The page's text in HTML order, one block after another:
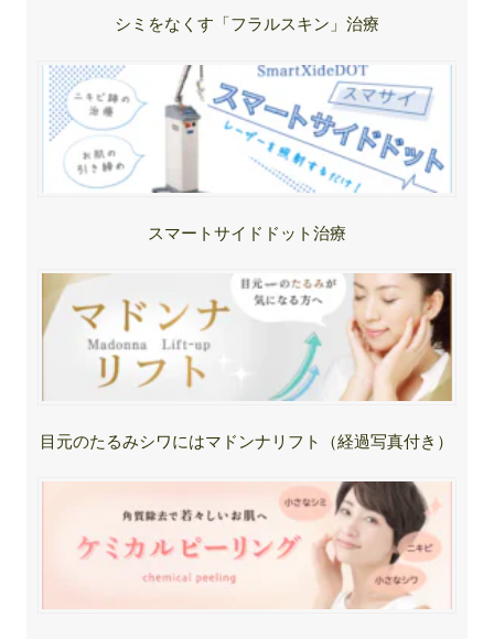
シミをなくす「フラルスキン」治療
スマートサイドドット治療
目元のたるみシワにはマドンナリフト（経過写真付き）